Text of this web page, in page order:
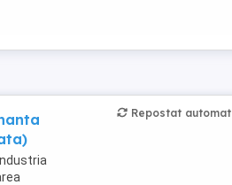
Repostat automat